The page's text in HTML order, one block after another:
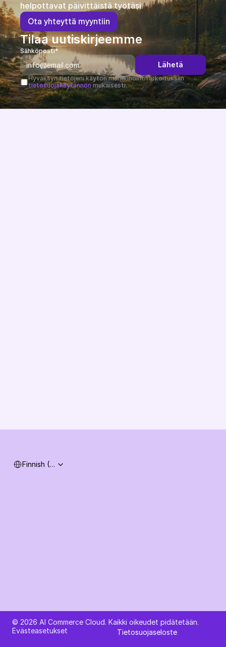
helpottavat päivittäistä työtäsi.
Ota yhteyttä myyntiin
Tilaa uutiskirjeemme
Sähköposti*
Lähetä
Hyväksyn tietojeni käytön markkinointitarkoituksiin
tietosuojakäytännön mukaisesti.
Finnish (Finland)
© 2026 AI Commerce Cloud. Kaikki oikeudet pidätetään.
Evästeasetukset
Tietosuojaseloste